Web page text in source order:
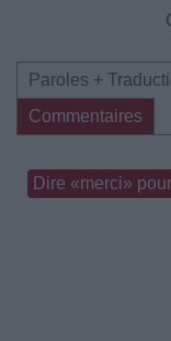
Paroles +
Commentaires
Dire «merci»